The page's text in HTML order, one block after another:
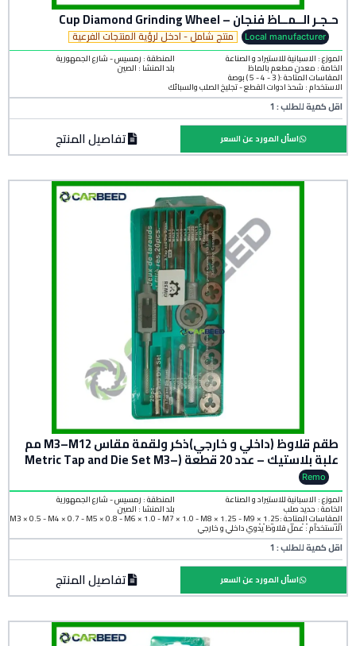
حـجـر الــمــاظ فنجان – Cup Diamond Grinding Wheel
Local manufacturer منتج شامل - ادخل لرؤية المنتجات الفرعية
الموزع : الاسبانية للاستيراد و الصناعة
الخامة : معدن مطعم بالماظ
المنطقة : رمسيس - شارع الجمهورية
بلد المنشأ :الصين
المقاسات المتاحة :( 3 - 4 - 5 ) بوصة
الاستخدام : شحذ أدوات القطع - تجليخ الصلب والسبائك
اقل كمية للطلب : 1
تفاصيل المنتج اسأل المورد عن السعر
طقم قلاوظ (داخلي و خارجي)ذكر ولقمة مقاس M3–M12 مم
علبة بلاستيك – عدد 20 قطعة (Metric Tap and Die Set M3–
M12 mm) (Copy)
Remo
الموزع : الاسبانية للاستيراد و الصناعة
الخامة : حديد صلب
المنطقة : رمسيس - شارع الجمهورية
بلد المنشأ :الصين
المقاسات المتاحة :M3 × 0.5 - M4 × 0.7 - M5 × 0.8 - M6 × 1.0 - M7 × 1.0 - M8 × 1.25 - M9 × 1.25
- M10 × 1.5 - M12 × 1.75
الاستخدام : عمل قلاوظ يدوي داخلي و خارجي
اقل كمية للطلب : 1
تفاصيل المنتج اسأل المورد عن السعر